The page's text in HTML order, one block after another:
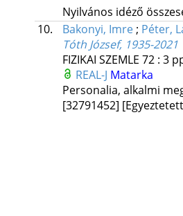
Nyilvános idéző
10.
Bakonyi, Imre; Péter,
Tóth József, 1935-2021
FIZIKAI SZEMLE 72: 3
REAL-J Matarka
Personalia, alkalmi
[32791452]